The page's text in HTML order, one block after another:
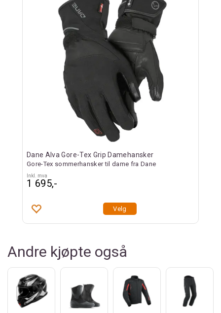
Dane Alva Gore-Tex Grip Damehansker
Gore-Tex sommerhansker til dame fra Dane
Inkl. mva
1 695,-
Velg
Andre kjøpte også